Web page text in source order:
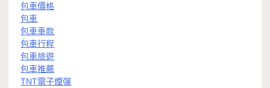
包車價格
包車
包車車款
包車行程
包車旅遊
包車推薦
TNT電子煙彈